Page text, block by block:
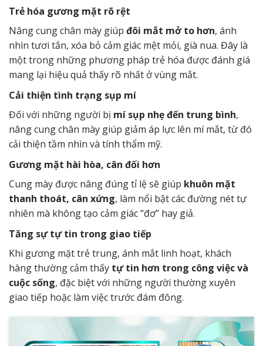
Trẻ hóa gương mặt rõ rệt
Nâng cung chân mày giúp đôi mắt mở to hơn, ánh
nhìn tươi tắn, xóa bỏ cảm giác mệt mỏi, già nua. Đây là
một trong những phương pháp trẻ hóa được đánh giá
mang lại hiệu quả thấy rõ nhất ở vùng mắt.
Cải thiện tình trạng sụp mí
Đối với những người bị mí sụp nhẹ đến trung bình,
nâng cung chân mày giúp giảm áp lực lên mí mắt, từ đó
cải thiện tầm nhìn và tính thẩm mỹ.
Gương mặt hài hòa, cân đối hơn
Cung mày được nâng đúng tỉ lệ sẽ giúp khuôn mặt
thanh thoát, cân xứng, làm nổi bật các đường nét tự
nhiên mà không tạo cảm giác “đơ” hay giả.
Tăng sự tự tin trong giao tiếp
Khi gương mặt trẻ trung, ánh mắt linh hoạt, khách
hàng thường cảm thấy tự tin hơn trong công việc và
cuộc sống, đặc biệt với những người thường xuyên
giao tiếp hoặc làm việc trước đám đông.